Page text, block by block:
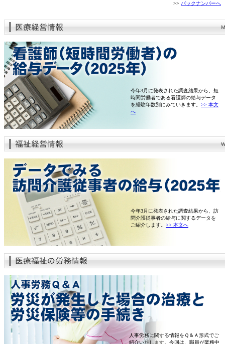
>> バックナンバーへ
今年3月に発表された調査結果から、短
時間労働者である看護師の給与データ
を経験年数別にみていきます。 >> 本文
へ
今年3月に発表された調査結果から、訪
問介護従事者の給与に関するデータを
ご紹介します。 >> 本文へ
人事労務に関する情報をＱ＆Ａ形式でご
紹介いたします。今回は、職員が業務中